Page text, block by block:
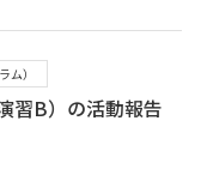
ム）
習B）の活動報告